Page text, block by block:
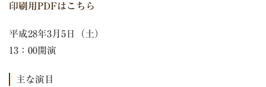
印刷用PDFはこちら
平成28年3月5日（土）
13：00開演
主な演目